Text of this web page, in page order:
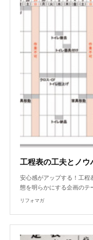
安心感がアップする！工程
態を明らかにする企画の
リフォマガ